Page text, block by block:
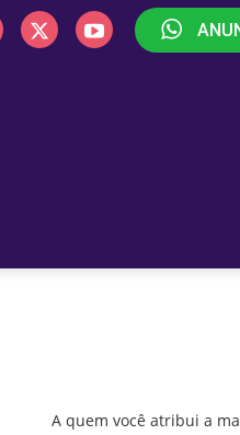
A quem você atribui a